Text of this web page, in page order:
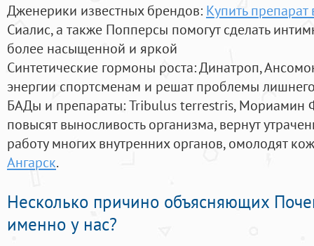
Дженерики известных брендов: Купить
Сиалис, а также Попперсы помогут сделать
более насыщенной и яркой
Синтетические гормоны роста: Динатроп,
энергии спортсменам и решат проблемы
БАДы и препараты:Tribulus terrestris, Мориамин
повысят выносливость организма, вернут
работу многих внутренних органов, омолодят
Ангарск.
Несколько причино объясняющих
именно у нас?